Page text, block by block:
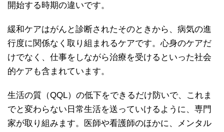
開始する時期の違いです。
緩和ケアはがんと診断されたそのときから、病気の進
行度に関係なく取り組まれるケアです。心身のケアだ
けでなく、仕事をしながら治療を受けるといった社会
的ケアも含まれています。
生活の質（QQL）の低下をできるだけ防いで、これま
でと変わらない日常生活を送っていけるように、専門
家が取り組みます。医師や看護師のほかに、メンタル